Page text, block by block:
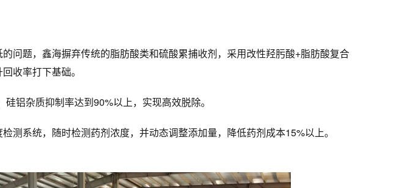
问题，鑫海摒弃传统的脂肪酸类和硫酸累捕收剂，采用改性羟肟酸+脂肪酸复合
收率打下基础。
铝杂质抑制率达到90%以上，实现高效脱除。
测系统，随时检测药剂浓度，并动态调整添加量，降低药剂成本15%以上。